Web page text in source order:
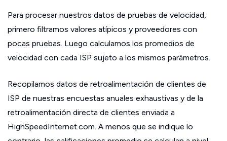
Para procesar nuestros datos de pruebas de velocidad,
primero filtramos valores atípicos y proveedores con
pocas pruebas. Luego calculamos los promedios de
velocidad con cada ISP sujeto a los mismos parámetros.
Recopilamos datos de retroalimentación de clientes de
ISP de nuestras encuestas anuales exhaustivas y de la
retroalimentación directa de clientes enviada a
HighSpeedInternet.com. A menos que se indique lo